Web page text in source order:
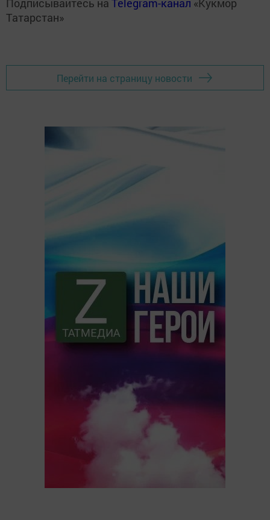
Подписывайтесь на Telegram-канал «Кукмор
Татарстан»
Перейти на страницу новости